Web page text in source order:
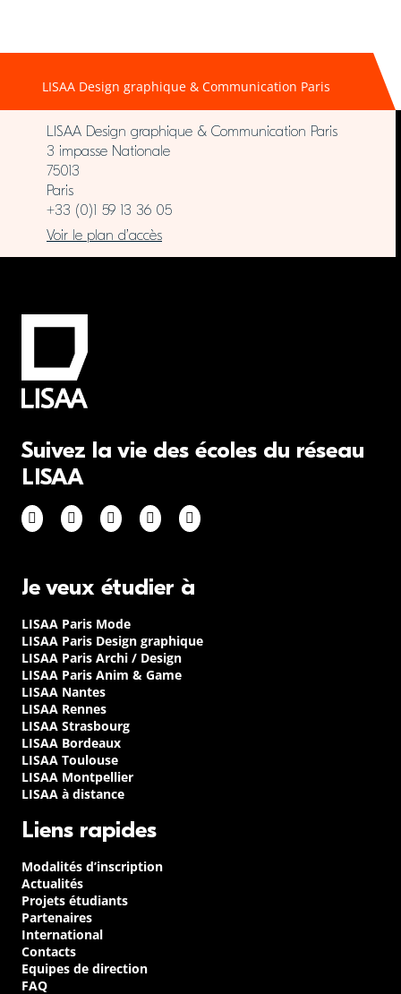
LISAA Design graphique & Communication Paris
LISAA Design graphique & Communication Paris
3 impasse Nationale
75013
Paris
+33 (0)1 59 13 36 05
Voir le plan d’accès
Suivez la vie des écoles du réseau
LISAA
Je veux étudier à
LISAA Paris Mode
LISAA Paris Design graphique
LISAA Paris Archi / Design
LISAA Paris Anim & Game
LISAA Nantes
LISAA Rennes
LISAA Strasbourg
LISAA Bordeaux
LISAA Toulouse
LISAA Montpellier
LISAA à distance
Liens rapides
Modalités d’inscription
Actualités
Projets étudiants
Partenaires
International
Contacts
Equipes de direction
FAQ